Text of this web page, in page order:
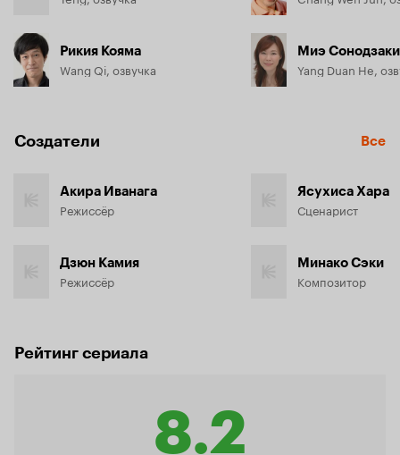
Рикия Кояма
Wang Qi, озвучка
Миэ Сонодзаки
Yang Duan He,
Создатели Все
Акира Иванага
Режиссёр
Дзюн Камия
Режиссёр
Ясухиса Хара
Сценарист
Минако Сэки
Композитор
Рейтинг сериала
8.2